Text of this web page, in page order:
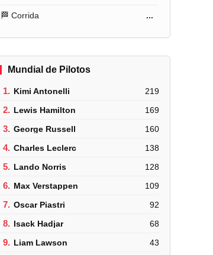
🏁 Corrida ...
Mundial de Pilotos
1. Kimi Antonelli 219
2. Lewis Hamilton 169
3. George Russell 160
4. Charles Leclerc 138
5. Lando Norris 128
6. Max Verstappen 109
7. Oscar Piastri 92
8. Isack Hadjar 68
9. Liam Lawson 43